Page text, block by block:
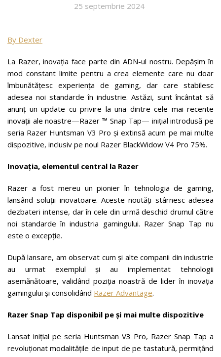
25 septembrie 2024
By Dexter
La Razer, inovația face parte din ADN-ul nostru. Depășim în
mod constant limite pentru a crea elemente care nu doar
îmbunătățesc experiența de gaming, dar care stabilesc
adesea noi standarde în industrie. Astăzi, sunt încântat să
anunț un update cu privire la una dintre cele mai recente
inovații ale noastre—Razer ™ Snap Tap— inițial introdusă pe
seria Razer Huntsman V3 Pro și extinsă acum pe mai multe
dispozitive, inclusiv pe noul Razer BlackWidow V4 Pro 75%.
Inovația, elementul central la Razer
Razer a fost mereu un pionier în tehnologia de gaming,
lansând soluții inovatoare. Aceste noutăți stârnesc adesea
dezbateri intense, dar în cele din urmă deschid drumul către
noi standarde în industria gamingului. Razer Snap Tap nu
este o excepție.
După lansare, am observat cum și alte companii din industrie
au urmat exemplul și au implementat tehnologii
asemănătoare, validând poziția noastră de lider în inovația
gamingului și consolidând Razer Advantage.
Razer Snap Tap disponibil pe și mai multe dispozitive
Lansat inițial pe seria Huntsman V3 Pro, Razer Snap Tap a
revoluționat modalitățile de input de pe tastatură, permițând